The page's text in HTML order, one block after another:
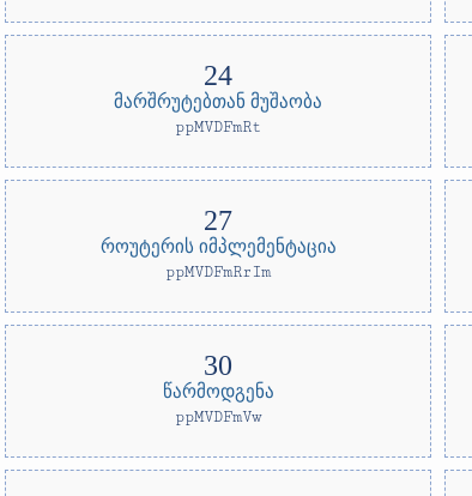
მარშრუტებთან მუშაობა
ppMVDFmRt
როუტერის იმპლემენტაცია
ppMVDFmRrIm
წარმოდგენა
ppMVDFmVw